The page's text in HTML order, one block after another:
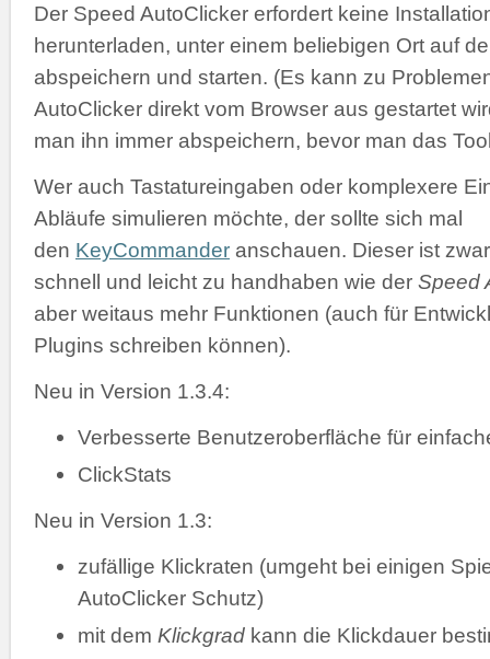
Der Speed AutoClicker erfordert keine
herunterladen, unter einem beliebigen Ort auf
abspeichern und starten. (Es kann zu
AutoClicker direkt vom Browser aus gestartet
man ihn immer abspeichern, bevor man das
Wer auch Tastatureingaben oder komplexere
Abläufe simulieren möchte, der sollte sich mal
den KeyCommander anschauen. Dieser ist
schnell und leicht zu handhaben wie der Speed
aber weitaus mehr Funktionen (auch für
Plugins schreiben können).
Neu in Version 1.3.4:
Verbesserte Benutzeroberfläche für
ClickStats
Neu in Version 1.3:
zufällige Klickraten (umgeht bei einigen
AutoClicker Schutz)
mit dem Klickgrad kann die Klickdauer